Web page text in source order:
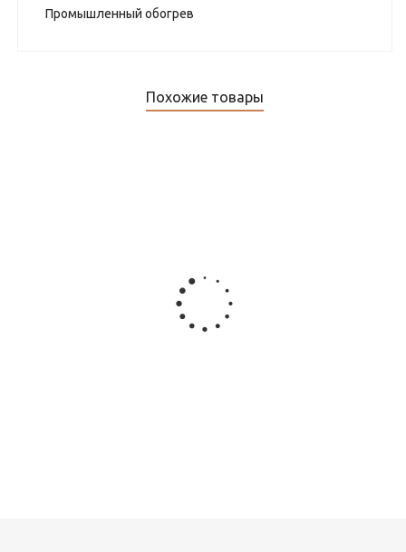
Промышленный обогрев
Похожие товары